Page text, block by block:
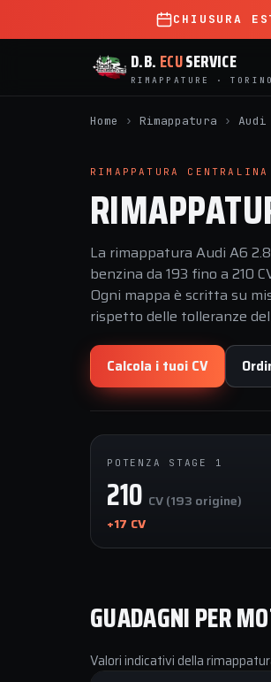
CHIUSURA
D.B. ECUSERVICE
RIMAPPATURE · TORINO
Home › Rimappatura › Audi
RIMAPPATURA
La rimappatura Audi A6
benzina da 193 fino a 210
Ogni mappa è scritta su
rispetto delle tolleranze
Calcola i tuoi CV
POTENZA STAGE 1
210 CV (193 origine)
+17 CV
GUADAGNI PER
Valori indicativi della